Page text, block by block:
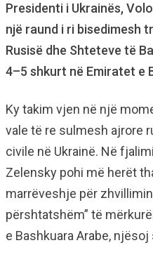
Presidenti i Ukrainës,
një raund i ri bisedimesh
Rusisë dhe Shteteve të
4–5 shkurt në Emiratet e
Ky takim vjen në një
vale të re sulmesh ajrore
civile në Ukrainë. Në
Zelensky pohi më herët
marrëveshje për
përshtatshëm” të
e Bashkuara Arabe, njësoj